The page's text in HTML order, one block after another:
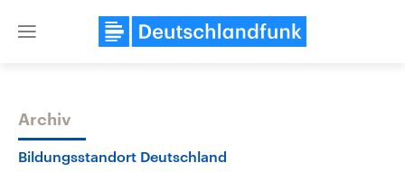
Close
Themen
Archiv
Bildungsstandort Deutschland